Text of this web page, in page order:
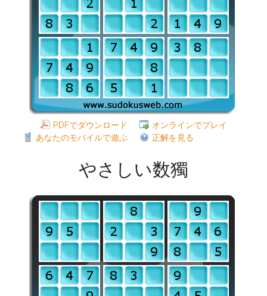
PDFでダウンロード
オンラインでプレイ
あなたのモバイルで遊ぶ
正解を見る
やさしい数獨